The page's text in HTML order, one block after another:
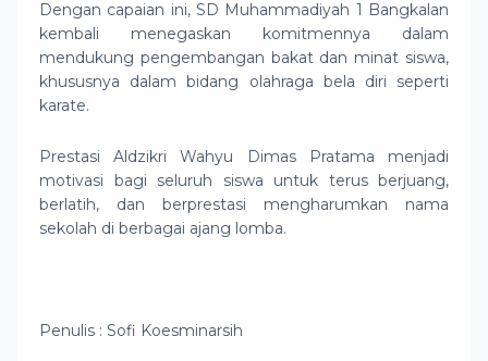
Dengan capaian ini, SD Muhammadiyah 1 Bangkalan
kembali menegaskan komitmennya dalam
mendukung pengembangan bakat dan minat siswa,
khususnya dalam bidang olahraga bela diri seperti
karate.
Prestasi Aldzikri Wahyu Dimas Pratama menjadi
motivasi bagi seluruh siswa untuk terus berjuang,
berlatih, dan berprestasi mengharumkan nama
sekolah di berbagai ajang lomba.
Penulis : Sofi Koesminarsih